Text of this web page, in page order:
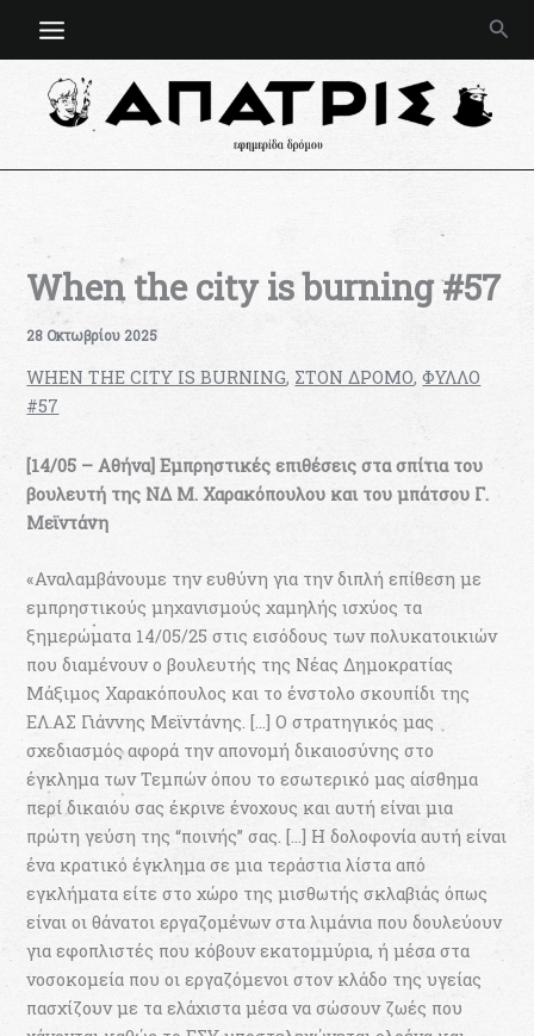
When the city is burning #57
28 Οκτωβρίου 2025
WHEN THE CITY IS BURNING, ΣΤΟΝ ΔΡΟΜΟ,ΦΥΛΛΟ
#57
[14/05 – Αθήνα] Εμπρηστικές επιθέσεις στα σπίτια του
βουλευτή της ΝΔ Μ. Χαρακόπουλου και του μπάτσου Γ.
Μεϊντάνη
«Αναλαμβάνουμε την ευθύνη για την διπλή επίθεση με
εμπρηστικούς μηχανισμούς χαμηλής ισχύος τα
ξημερώματα 14/05/25 στις εισόδους των πολυκατοικιών
που διαμένουν ο βουλευτής της Νέας Δημοκρατίας
Μάξιμος Χαρακόπουλος και το ένστολο σκουπίδι της
ΕΛ.ΑΣ Γιάννης Μεϊντάνης. […] Ο στρατηγικός μας
σχεδιασμός αφορά την απονομή δικαιοσύνης στο
έγκλημα των Τεμπών όπου το εσωτερικό μας αίσθημα
περί δικαιόυ σας έκρινε ένοχους και αυτή είναι μια
πρώτη γεύση της “ποινής” σας. […] Η δολοφονία αυτή είναι
ένα κρατικό έγκλημα σε μια τεράστια λίστα από
εγκλήματα είτε στο χώρο της μισθωτής σκλαβιάς όπως
είναι οι θάνατοι εργαζομένων στα λιμάνια που δουλεύουν
για εφοπλιστές που κόβουν εκατομμύρια, ή μέσα στα
νοσοκομεία που οι εργαζόμενοι στον κλάδο της υγείας
πασχίζουν με τα ελάχιστα μέσα να σώσουν ζωές που